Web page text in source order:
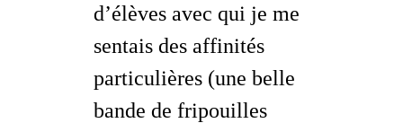
d’élèves avec qui je me
sentais des affinités
particulières (une belle
bande de fripouilles